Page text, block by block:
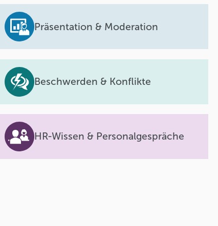
Präsentation & Moderation
Beschwerden & Konflikte
HR-Wissen & Personalgespräche